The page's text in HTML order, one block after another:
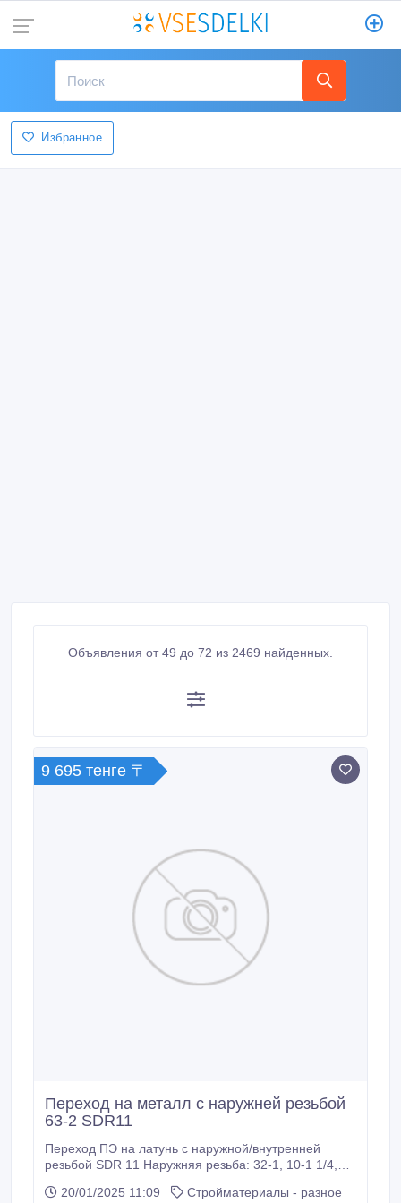
Избранное
Объявления от 49 до 72 из 2469 найденных.
9 695 тенге 〒
Переход на металл с наружней резьбой
63-2 SDR11
Переход ПЭ на латунь с наружной/внутренней
резьбой SDR 11 Наружняя резьба: 32-1, 10-1 1/4,
APPAZ Group – занимается поставкой материалов
20/01/2025 11:09
Стройматериалы - разное